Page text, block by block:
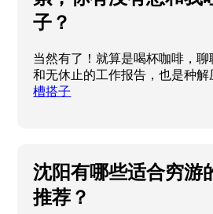
子？
当然有了！就算是喝杯咖啡，
和无休止的工作报告，也是种解
槽搭子
沈阳有哪些适合穷游
推荐？